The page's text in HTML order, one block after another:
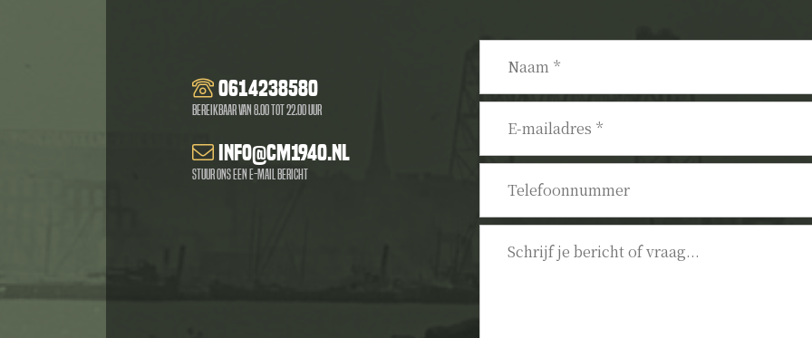
0614238580
Bereikbaar van 8.00 tot 22.00 uur
info@cm1940.nl
Stuur ons een e-mail bericht
mailadres *